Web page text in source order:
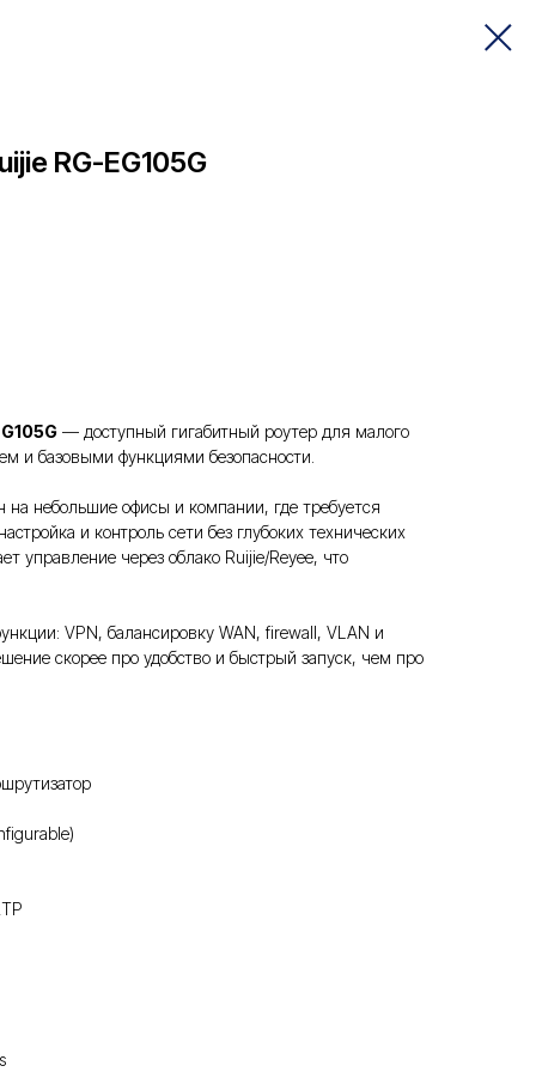
RG-EG105G
— доступный гигабитный роутер для малого
и базовыми функциями безопасности.
на небольшие офисы и компании, где требуется
и контроль сети без глубоких технических
управление через облако Ruijie/Reyee, что
VPN, балансировку WAN, firewall, VLAN и
скорее про удобство и быстрый запуск, чем про